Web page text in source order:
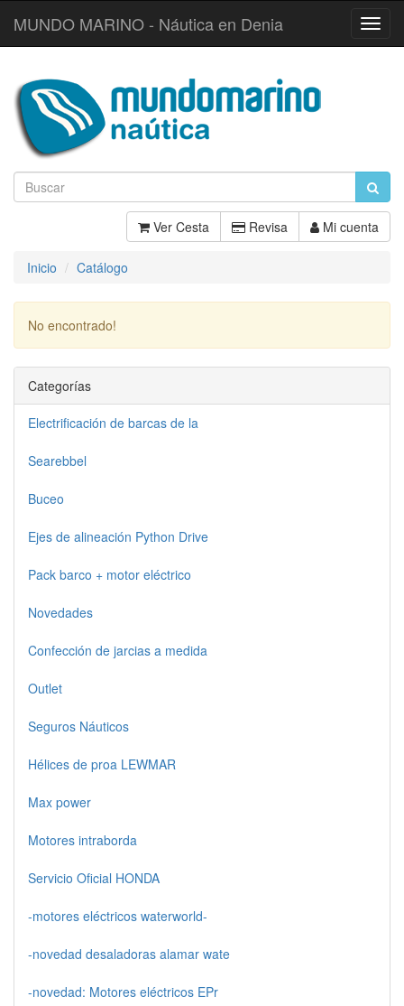
MUNDO MARINO - Náutica en Denia
Ver Cesta Revisa Mi cuenta
Inicio Catálogo
No encontrado!
Categorías
Electrificación de barcas de la
Searebbel
Buceo
Ejes de alineación Python Drive
Pack barco + motor eléctrico
Novedades
Confección de jarcias a medida
Outlet
Seguros Náuticos
Hélices de proa LEWMAR
Max power
Motores intraborda
Servicio Oficial HONDA
-motores eléctricos waterworld-
-novedad desaladoras alamar wate
-novedad: Motores eléctricos EPr